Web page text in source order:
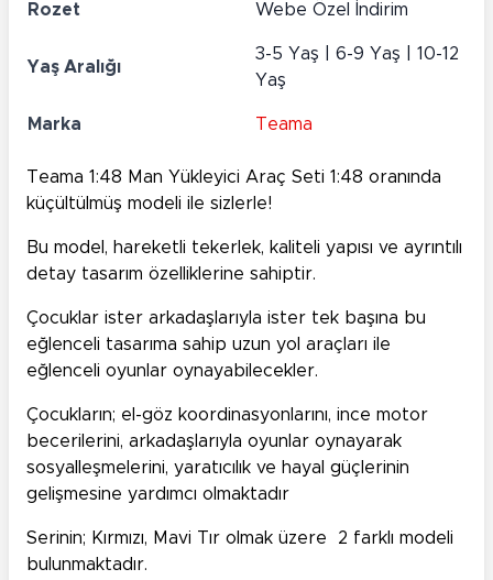
Rozet Webe Özel İndirim
Yaş Aralığı
3-5 Yaş | 6-9 Yaş | 10-12
Yaş
Marka Teama
Teama 1:48 Man Yükleyici Araç Seti 1:48 oranında
küçültülmüş modeli ile sizlerle!
Bu model, hareketli tekerlek, kaliteli yapısı ve ayrıntılı
detay tasarım özelliklerine sahiptir.
Çocuklar ister arkadaşlarıyla ister tek başına bu
eğlenceli tasarıma sahip uzun yol araçları ile
eğlenceli oyunlar oynayabilecekler.
Çocukların; el-göz koordinasyonlarını, ince motor
becerilerini, arkadaşlarıyla oyunlar oynayarak
sosyalleşmelerini, yaratıcılık ve hayal güçlerinin
gelişmesine yardımcı olmaktadır
Serinin; Kırmızı, Mavi Tır olmak üzere 2 farklı modeli
bulunmaktadır.